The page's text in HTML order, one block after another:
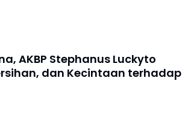
AKBP Stephanus Luckyto
dan Kecintaan terhadap